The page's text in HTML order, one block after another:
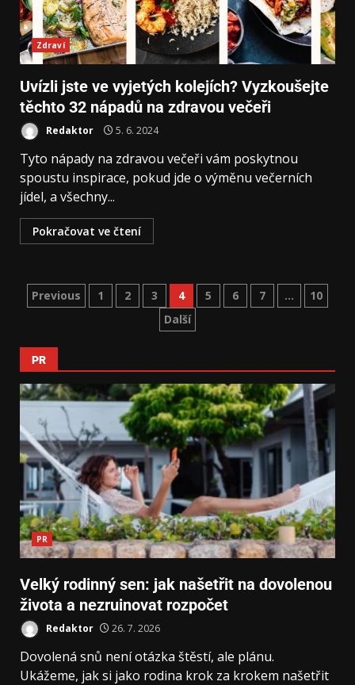
Zdraví
Uvízli jste ve vyjetých kolejích? Vyzkoušejte
těchto 32 nápadů na zdravou večeři
Redaktor 5. 6. 2024
Tyto nápady na zdravou večeři vám poskytnou
spoustu inspirace, pokud jde o výměnu večerních
jídel, a všechny...
Pokračovat ve čtení
Previous 1 2 3 4 5 6 7 …
10
Další
PR
PR
Velký rodinný sen: jak našetřit na dovolenou
života a nezruinovat rozpočet
Redaktor 26. 7. 2026
Dovolená snů není otázka štěstí, ale plánu.
Ukážeme, jak si jako rodina krok za krokem našetřit